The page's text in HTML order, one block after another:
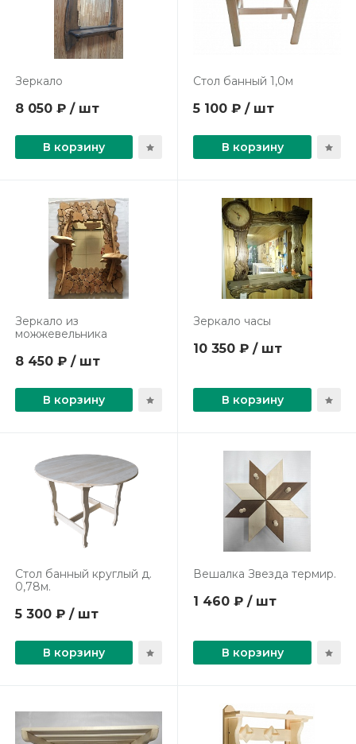
Зеркало
8 050 ₽ / шт
В корзину
Стол банный 1,0м
5 100 ₽ / шт
В корзину
Зеркало из
можжевельника
8 450 ₽ / шт
В корзину
Зеркало часы
10 350 ₽ / шт
В корзину
Стол банный круглый д.
0,78м.
5 300 ₽ / шт
В корзину
Вешалка Звезда термир.
1 460 ₽ / шт
В корзину